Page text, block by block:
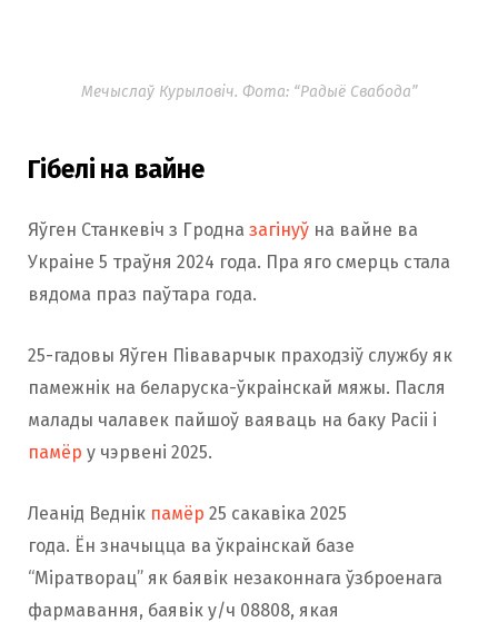
Мечыслаў Курыловіч. Фота: “Радыё Свабода”
Гібелі на вайне
Яўген Станкевіч з Гродна загінуў на вайне ва
Украіне 5 траўня 2024 года. Пра яго смерць стала
вядома праз паўтара года.
25-гадовы Яўген Піваварчык праходзіў службу як
памежнік на беларуска-ўкраінскай мяжы. Пасля
малады чалавек пайшоў ваяваць на баку Расіі і
памёр у чэрвені 2025.
Леанід Веднік памёр 25 сакавіка 2025
года. Ён значыцца ва ўкраінскай базе
“Міратворац” як баявік незаконнага ўзброенага
фармавання, баявік у/ч 08808, якая